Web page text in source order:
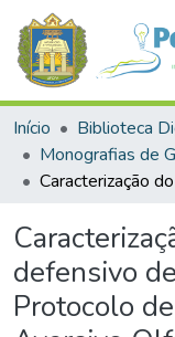
Início
Monografias de
defensivo
Protocolo